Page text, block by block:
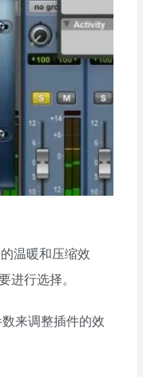
温暖和压缩效
行选择。
来调整插件的效